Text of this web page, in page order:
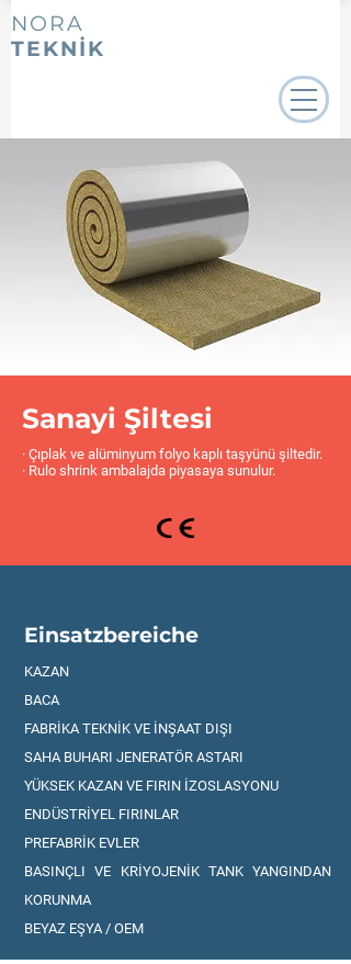
NORA
TEKNİK
Sanayi Şiltesi
· Çıplak ve alüminyum folyo kaplı taşyünü şiltedir.
· Rulo shrink ambalajda piyasaya sunulur.
Einsatzbereiche
KAZAN
BACA
FABRİKA TEKNİK VE İNŞAAT DIŞI
SAHA BUHARI JENERATÖR ASTARI
YÜKSEK KAZAN VE FIRIN İZOSLASYONU
ENDÜSTRİYEL FIRINLAR
PREFABRİK EVLER
BASINÇLI VE KRİYOJENİK TANK YANGINDAN
KORUNMA
BEYAZ EŞYA / OEM